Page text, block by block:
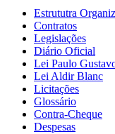
Estrututra
Contratos
Legislações
Diário Oficial
Lei Paulo
Lei Aldir Blanc
Licitações
Glossário
Contra-Cheque
Despesas